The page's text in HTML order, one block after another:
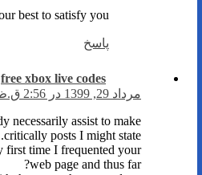
best to satisfy you
پاسخ
free xbox live codes
مرداد 29, 1399 در 2:56 ق.ظ
necessarily assist to make
critically posts I might state.
first time I frequented your
web page and thus far?